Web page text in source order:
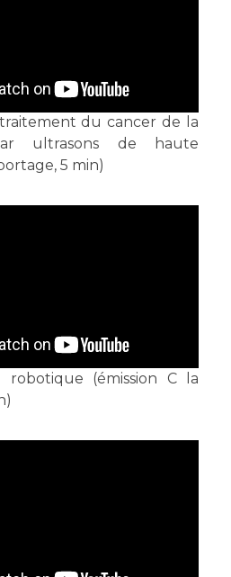
du cancer de la
ultrasons de haute
5 min)
robotique (émission C la